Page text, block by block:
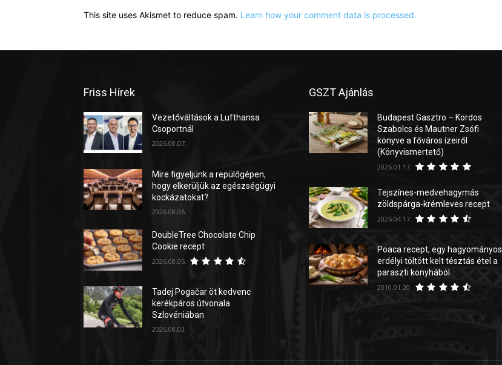
This site uses Akismet to reduce spam. Learn how your comment data is processed.
Friss Hírek
Vezetőváltások a Lufthansa
Csoportnál
2026.08.07.
Mire figyeljünk a repülőgépen,
hogy elkerüljük az egészségügyi
kockázatokat?
2026.08.06.
DoubleTree Chocolate Chip
Cookie recept
2026.08.05.
Tadej Pogačar öt kedvenc
kerékpáros útvonala
Szlovéniában
2026.08.03.
GSZT Ajánlás
Budapest Gasztro – Kordos
Szabolcs és Mautner Zsófi
könyve a főváros ízeiről
(Könyvismertető)
2026.01.17.
Tejszínes-medvehagymás
zöldspárga-krémleves recept
2026.04.17.
Poaca recept, egy hagyományos
erdélyi töltött kelt tésztás étel a
paraszti konyhából
2010.01.20.